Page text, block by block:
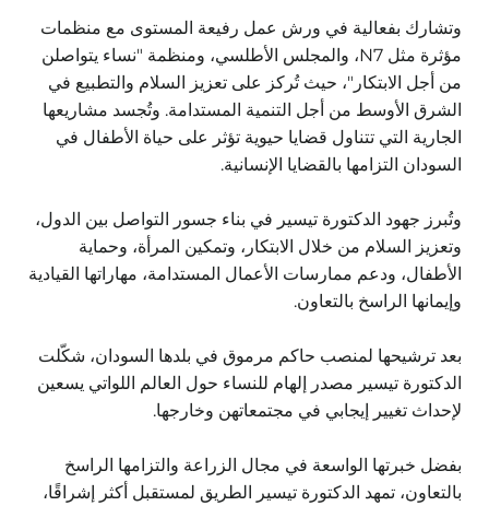
وتشارك بفعالية في ورش عمل رفيعة المستوى مع منظمات
مؤثرة مثل N7، والمجلس الأطلسي، ومنظمة "نساء يتواصلن
من أجل الابتكار"، حيث تُركز على تعزيز السلام والتطبيع في
الشرق الأوسط من أجل التنمية المستدامة. وتُجسد مشاريعها
الجارية التي تتناول قضايا حيوية تؤثر على حياة الأطفال في
السودان التزامها بالقضايا الإنسانية.
وتُبرز جهود الدكتورة تيسير في بناء جسور التواصل بين الدول،
وتعزيز السلام من خلال الابتكار، وتمكين المرأة، وحماية
الأطفال، ودعم ممارسات الأعمال المستدامة، مهاراتها القيادية
وإيمانها الراسخ بالتعاون.
بعد ترشيحها لمنصب حاكم مرموق في بلدها السودان، شكّلت
الدكتورة تيسير مصدر إلهام للنساء حول العالم اللواتي يسعين
لإحداث تغيير إيجابي في مجتمعاتهن وخارجها.
بفضل خبرتها الواسعة في مجال الزراعة والتزامها الراسخ
بالتعاون، تمهد الدكتورة تيسير الطريق لمستقبل أكثر إشراقًا،